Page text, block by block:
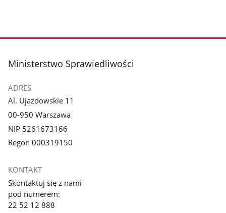
stopka
Ministerstwo Sprawiedliwości
ADRES
Al. Ujazdowskie 11
00-950 Warszawa
NIP 5261673166
Regon 000319150
KONTAKT
Skontaktuj się z nami
pod numerem:
22 52 12 888